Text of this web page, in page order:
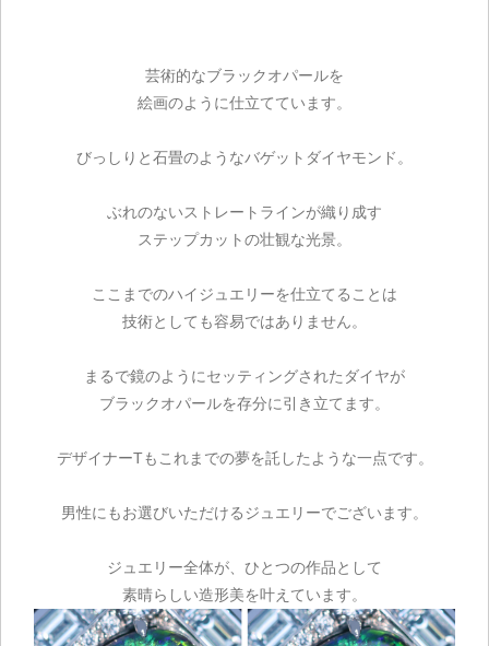
芸術的なブラックオパールを
絵画のように仕立てています。
びっしりと石畳のようなバゲットダイヤモンド。
ぶれのないストレートラインが織り成す
ステップカットの壮観な光景。
ここまでのハイジュエリーを仕立てることは
技術としても容易ではありません。
まるで鏡のようにセッティングされたダイヤが
ブラックオパールを存分に引き立てます。
デザイナーTもこれまでの夢を託したような一点です。
男性にもお選びいただけるジュエリーでございます。
ジュエリー全体が、ひとつの作品として
素晴らしい造形美を叶えています。